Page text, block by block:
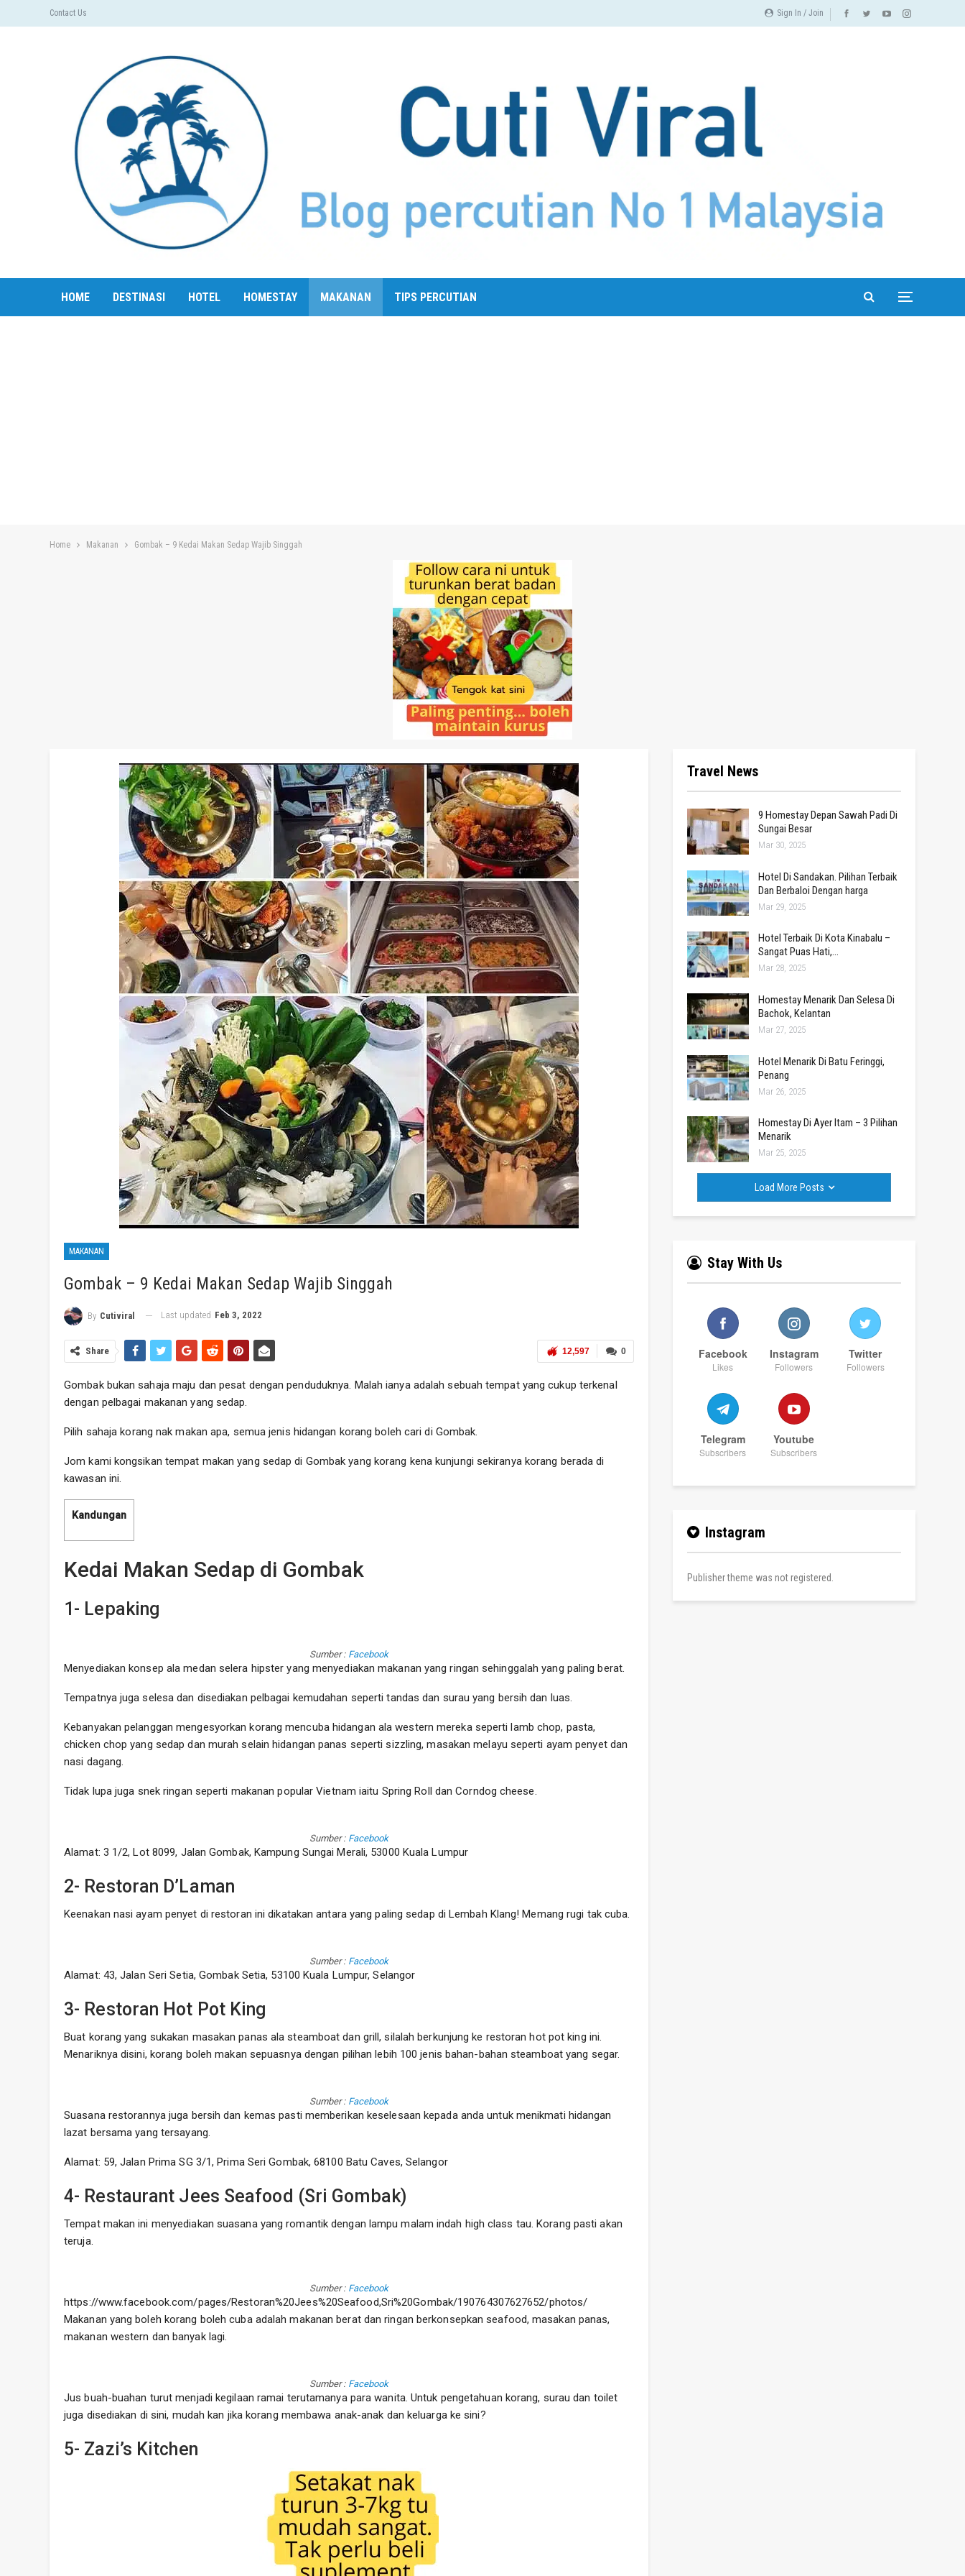
Sign In / Join
Contact Us
HOME DESTINASI HOTEL HOMESTAY MAKANAN TIPS PERCUTIAN
Home Makanan Gombak – 9 Kedai Makan Sedap Wajib Singgah
MAKANAN
Gombak – 9 Kedai Makan Sedap Wajib Singgah
By Cutiviral Last updated Feb 3, 2022
0
12,597
Share
Gombak bukan sahaja maju dan pesat dengan penduduknya. Malah ianya adalah sebuah tempat yang cukup terkenal
dengan pelbagai makanan yang sedap.
Pilih sahaja korang nak makan apa, semua jenis hidangan korang boleh cari di Gombak.
Jom kami kongsikan tempat makan yang sedap di Gombak yang korang kena kunjungi sekiranya korang berada di
kawasan ini.
Kandungan
Kedai Makan Sedap di Gombak
1- Lepaking
Sumber : Facebook
Menyediakan konsep ala medan selera hipster yang menyediakan makanan yang ringan sehinggalah yang paling berat.
Tempatnya juga selesa dan disediakan pelbagai kemudahan seperti tandas dan surau yang bersih dan luas.
Kebanyakan pelanggan mengesyorkan korang mencuba hidangan ala western mereka seperti lamb chop, pasta,
chicken chop yang sedap dan murah selain hidangan panas seperti sizzling, masakan melayu seperti ayam penyet dan
nasi dagang.
Tidak lupa juga snek ringan seperti makanan popular Vietnam iaitu Spring Roll dan Corndog cheese.
Sumber : Facebook
Alamat: 3 1/2, Lot 8099, Jalan Gombak, Kampung Sungai Merali, 53000 Kuala Lumpur
2- Restoran D’Laman
Keenakan nasi ayam penyet di restoran ini dikatakan antara yang paling sedap di Lembah Klang! Memang rugi tak cuba.
Sumber : Facebook
Alamat: 43, Jalan Seri Setia, Gombak Setia, 53100 Kuala Lumpur, Selangor
3- Restoran Hot Pot King
Buat korang yang sukakan masakan panas ala steamboat dan grill, silalah berkunjung ke restoran hot pot king ini.
Menariknya disini, korang boleh makan sepuasnya dengan pilihan lebih 100 jenis bahan-bahan steamboat yang segar.
Sumber : Facebook
Suasana restorannya juga bersih dan kemas pasti memberikan keselesaan kepada anda untuk menikmati hidangan
lazat bersama yang tersayang.
Alamat: 59, Jalan Prima SG 3/1, Prima Seri Gombak, 68100 Batu Caves, Selangor
4- Restaurant Jees Seafood (Sri Gombak)
Tempat makan ini menyediakan suasana yang romantik dengan lampu malam indah high class tau. Korang pasti akan
teruja.
Sumber : Facebook
https://www.facebook.com/pages/Restoran%20Jees%20Seafood,Sri%20Gombak/190764307627652/photos/
Makanan yang boleh korang boleh cuba adalah makanan berat dan ringan berkonsepkan seafood, masakan panas,
makanan western dan banyak lagi.
Sumber : Facebook
Jus buah-buahan turut menjadi kegilaan ramai terutamanya para wanita. Untuk pengetahuan korang, surau dan toilet
juga disediakan di sini, mudah kan jika korang membawa anak-anak dan keluarga ke sini?
5- Zazi’s Kitchen
Travel News
9 Homestay Depan Sawah Padi Di
Sungai Besar
Mar 30, 2025
Hotel Di Sandakan. Pilihan Terbaik
Dan Berbaloi Dengan harga
Mar 29, 2025
Hotel Terbaik Di Kota Kinabalu –
Sangat Puas Hati,…
Mar 28, 2025
Homestay Menarik Dan Selesa Di
Bachok, Kelantan
Mar 27, 2025
Hotel Menarik Di Batu Feringgi,
Penang
Mar 26, 2025
Homestay Di Ayer Itam – 3 Pilihan
Menarik
Mar 25, 2025
Load More Posts
Stay With Us
Facebook
Likes
Instagram
Followers
Twitter
Followers
Telegram
Subscribers
Youtube
Subscribers
Instagram
Publisher theme was not registered.